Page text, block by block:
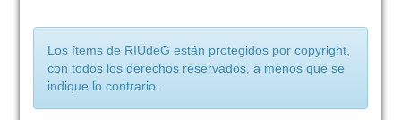
Los ítems de RIUdeG están protegidos por copyright,
con todos los derechos reservados, a menos que se
indique lo contrario.